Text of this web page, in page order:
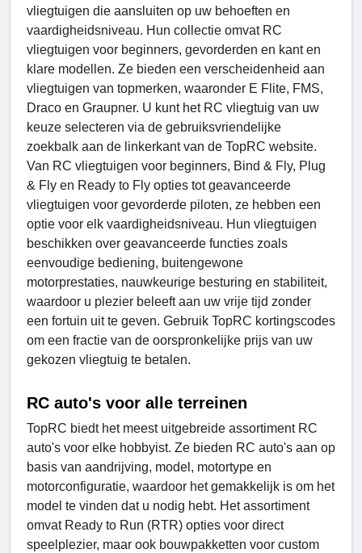
vliegtuigen die aansluiten op uw behoeften en
vaardigheidsniveau. Hun collectie omvat RC
vliegtuigen voor beginners, gevorderden en kant en
klare modellen. Ze bieden een verscheidenheid aan
vliegtuigen van topmerken, waaronder E Flite, FMS,
Draco en Graupner. U kunt het RC vliegtuig van uw
keuze selecteren via de gebruiksvriendelijke
zoekbalk aan de linkerkant van de TopRC website.
Van RC vliegtuigen voor beginners, Bind & Fly, Plug
& Fly en Ready to Fly opties tot geavanceerde
vliegtuigen voor gevorderde piloten, ze hebben een
optie voor elk vaardigheidsniveau. Hun vliegtuigen
beschikken over geavanceerde functies zoals
eenvoudige bediening, buitengewone
motorprestaties, nauwkeurige besturing en stabiliteit,
waardoor u plezier beleeft aan uw vrije tijd zonder
een fortuin uit te geven. Gebruik TopRC kortingscodes
om een ​​fractie van de oorspronkelijke prijs van uw
gekozen vliegtuig te betalen.
RC auto's voor alle terreinen
TopRC biedt het meest uitgebreide assortiment RC
auto's voor elke hobbyist. Ze bieden RC auto's aan op
basis van aandrijving, model, motortype en
motorconfiguratie, waardoor het gemakkelijk is om het
model te vinden dat u nodig hebt. Het assortiment
omvat Ready to Run (RTR) opties voor direct
speelplezier, maar ook bouwpakketten voor custom